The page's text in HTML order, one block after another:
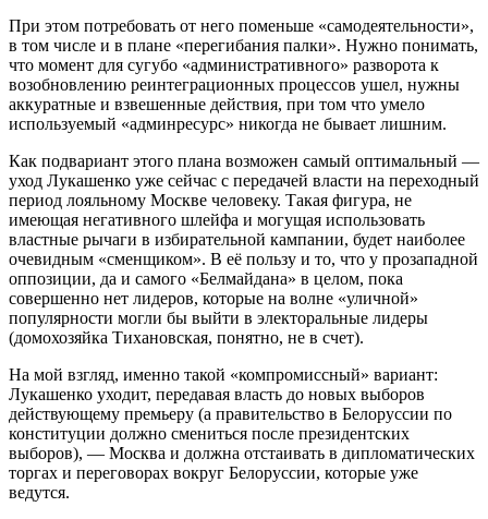
При этом потребовать от него поменьше «самодеятельности»,
в том числе и в плане «перегибания палки». Нужно понимать,
что момент для сугубо «административного» разворота к
возобновлению реинтеграционных процессов ушел, нужны
аккуратные и взвешенные действия, при том что умело
используемый «админресурс» никогда не бывает лишним.
Как подвариант этого плана возможен самый оптимальный ―
уход Лукашенко уже сейчас с передачей власти на переходный
период лояльному Москве человеку. Такая фигура, не
имеющая негативного шлейфа и могущая использовать
властные рычаги в избирательной кампании, будет наиболее
очевидным «сменщиком». В её пользу и то, что у прозападной
оппозиции, да и самого «Белмайдана» в целом, пока
совершенно нет лидеров, которые на волне «уличной»
популярности могли бы выйти в электоральные лидеры
(домохозяйка Тихановская, понятно, не в счет).
На мой взгляд, именно такой «компромиссный» вариант:
Лукашенко уходит, передавая власть до новых выборов
действующему премьеру (а правительство в Белоруссии по
конституции должно смениться после президентских
выборов), ― Москва и должна отстаивать в дипломатических
торгах и переговорах вокруг Белоруссии, которые уже
ведутся.